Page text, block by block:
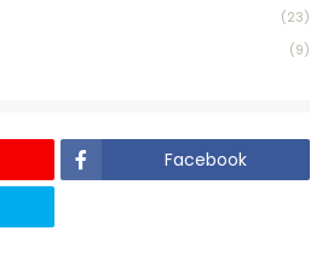
(23)
(9)
Facebook